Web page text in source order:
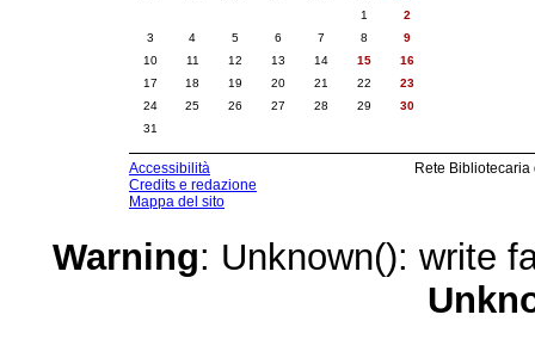
1
2
3
4 5 6 7 8
9
10
11 12 13 14 15
16
17
18 19 20 21 22
23
24
25 26 27 28 29
30
31
Accessibilità
Credits e redazione
Mappa del sito
Rete
Warning: Unknown(): write